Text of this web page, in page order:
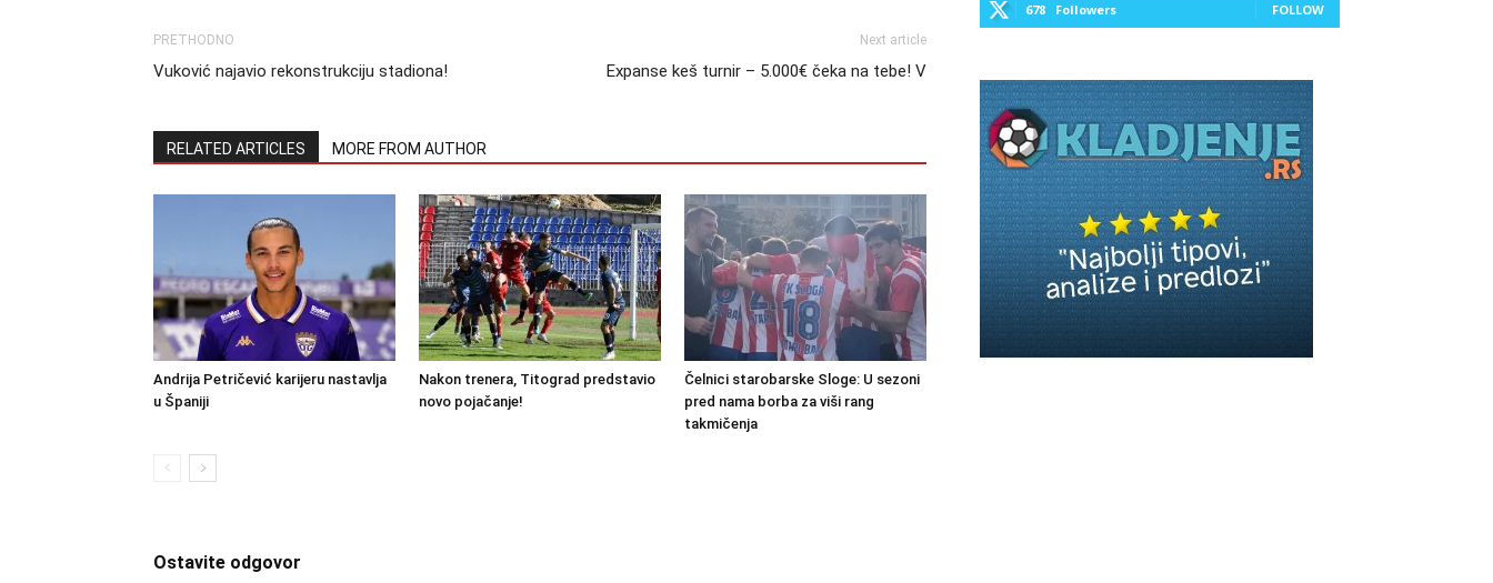
PRETHODNO
Vuković najavio rekonstrukciju stadiona!
Next article
Expanse keš turnir – 5.000€ čeka na tebe! V
RELATED ARTICLES MORE FROM AUTHOR
Andrija Petričević karijeru nastavlja
u Španiji
Nakon trenera, Titograd predstavio
novo pojačanje!
Čelnici starobarske Sloge: U sezoni
pred nama borba za viši rang
takmičenja
Ostavite odgovor
678 Followers FOLLOW